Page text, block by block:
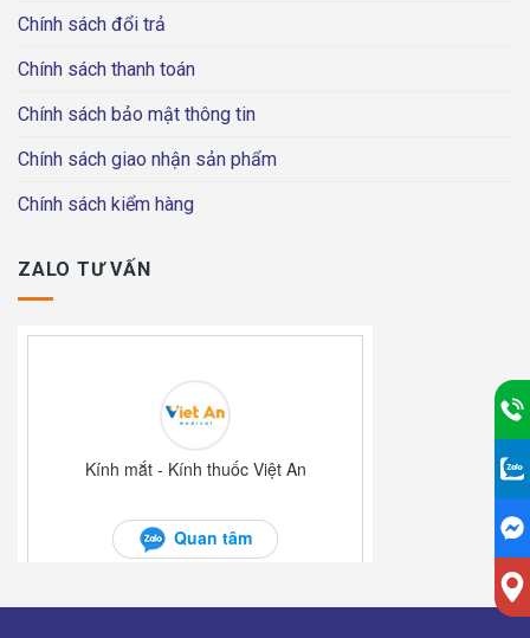
Chính sách đổi trả
Chính sách thanh toán
Chính sách bảo mật thông tin
Chính sách giao nhận sản phẩm
Chính sách kiểm hàng
ZALO TƯ VẤN